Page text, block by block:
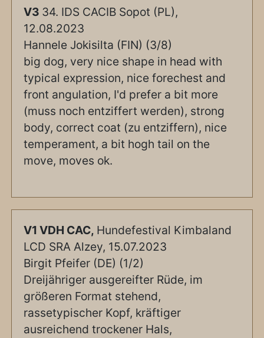
V3 34. IDS CACIB Sopot (PL),
12.08.2023
Hannele Jokisilta (FIN) (3/8)
big dog, very nice shape in head with
typical expression, nice forechest and
front angulation, I'd prefer a bit more
(muss noch entziffert werden), strong
body, correct coat (zu entziffern), nice
temperament, a bit hogh tail on the
move, moves ok.
V1 VDH CAC, Hundefestival Kimbaland
LCD SRA Alzey, 15.07.2023
Birgit Pfeifer (DE) (1/2)
Dreijähriger ausgereifter Rüde, im
größeren Format stehend,
rassetypischer Kopf, kräftiger
ausreichend trockener Hals,